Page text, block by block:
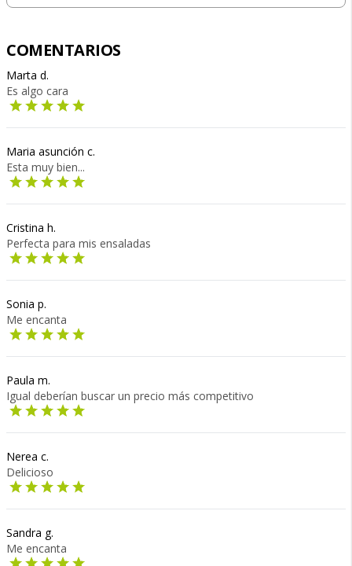
COMENTARIOS
Marta d.
Es algo cara
Maria asunción c.
Esta muy bien...
Cristina h.
Perfecta para mis ensaladas
Sonia p.
Me encanta
Paula m.
Igual deberían buscar un precio más competitivo
Nerea c.
Delicioso
Sandra g.
Me encanta